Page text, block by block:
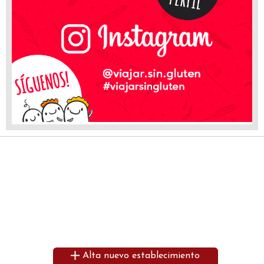
Alta nuevo establecimiento